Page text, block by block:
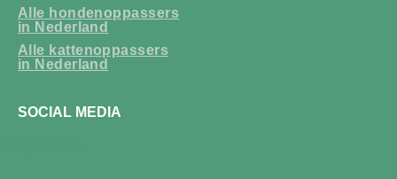
Alle hondenoppassers
in Nederland
Alle kattenoppassers
in Nederland
SOCIAL MEDIA